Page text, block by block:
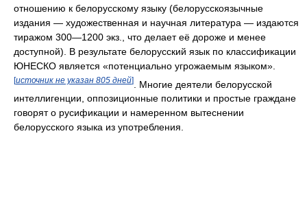
отношению к белорусскому языку (белорусскоязычные
издания — художественная и научная литература — издаются
тиражом 300—1200 экз., что делает её дороже и менее
доступной). В результате белорусский язык по классификации
ЮНЕСКО является «потенциально угрожаемым языком».
[источник не указан 805 дней]
. Многие деятели белорусской
интеллигенции, оппозиционные политики и простые граждане
говорят о русификации и намеренном вытеснении
белорусского языка из употребления.